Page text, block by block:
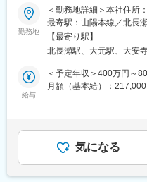
※出勤時は代休取得また
■組織体制：
メンテナンス西日本部（
■入社後のフォロー
■サクラグループとは
サクラグループは、医療
■業務内容
・顧客の業務効率を高め
・システムの操作説明、
・顧客からの依頼・要望
担当顧客数は約20～30社
営業がアフターフォロー
※業務は、新規営業7割：
ため成果を出しやすく、
勤務地
＜勤務地詳細＞本社住所
最寄駅：山陽本線／北長
範囲：会社の定める事業所
【最寄り駅】
北長瀬駅、大元駅、大安
給与
＜予定年収＞400万円～
月額（基本給）：
業手当＞有＜給与補足＞
キルによってはこれ以上
月あたり5,000円／月（
円（過去実績）賃金はあ
気になる